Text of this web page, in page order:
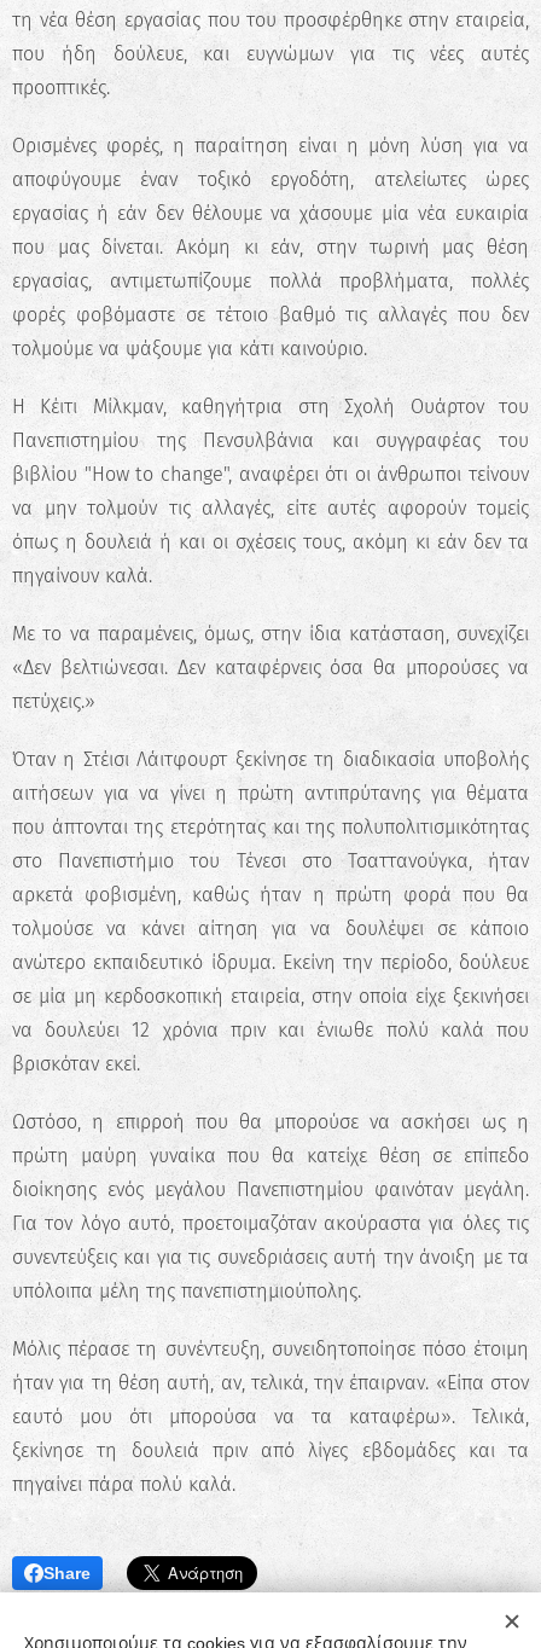
τη νέα θέση εργασίας που του προσφέρθηκε στην εταιρεία,
που ήδη δούλευε, και ευγνώμων για τις νέες αυτές
προοπτικές.
Ορισμένες φορές, η παραίτηση είναι η μόνη λύση για να
αποφύγουμε έναν τοξικό εργοδότη, ατελείωτες ώρες
εργασίας ή εάν δεν θέλουμε να χάσουμε μία νέα ευκαιρία
που μας δίνεται. Ακόμη κι εάν, στην τωρινή μας θέση
εργασίας, αντιμετωπίζουμε πολλά προβλήματα, πολλές
φορές φοβόμαστε σε τέτοιο βαθμό τις αλλαγές που δεν
τολμούμε να ψάξουμε για κάτι καινούριο.
Η Κέιτι Μίλκμαν, καθηγήτρια στη Σχολή Ουάρτον του
Πανεπιστημίου της Πενσυλβάνια και συγγραφέας του
βιβλίου "How to change", αναφέρει ότι οι άνθρωποι τείνουν
να μην τολμούν τις αλλαγές, είτε αυτές αφορούν τομείς
όπως η δουλειά ή και οι σχέσεις τους, ακόμη κι εάν δεν τα
πηγαίνουν καλά.
Με το να παραμένεις, όμως, στην ίδια κατάσταση, συνεχίζει
«Δεν βελτιώνεσαι. Δεν καταφέρνεις όσα θα μπορούσες να
πετύχεις.»
Όταν η Στέισι Λάιτφουρτ ξεκίνησε τη διαδικασία υποβολής
αιτήσεων για να γίνει η πρώτη αντιπρύτανης για θέματα
που άπτονται της ετερότητας και της πολυπολιτισμικότητας
στο Πανεπιστήμιο του Τένεσι στο Τσαττανούγκα, ήταν
αρκετά φοβισμένη, καθώς ήταν η πρώτη φορά που θα
τολμούσε να κάνει αίτηση για να δουλέψει σε κάποιο
ανώτερο εκπαιδευτικό ίδρυμα. Εκείνη την περίοδο, δούλευε
σε μία μη κερδοσκοπική εταιρεία, στην οποία είχε ξεκινήσει
να δουλεύει 12 χρόνια πριν και ένιωθε πολύ καλά που
βρισκόταν εκεί.
Ωστόσο, η επιρροή που θα μπορούσε να ασκήσει ως η
πρώτη μαύρη γυναίκα που θα κατείχε θέση σε επίπεδο
διοίκησης ενός μεγάλου Πανεπιστημίου φαινόταν μεγάλη.
Για τον λόγο αυτό, προετοιμαζόταν ακούραστα για όλες τις
συνεντεύξεις και για τις συνεδριάσεις αυτή την άνοιξη με τα
υπόλοιπα μέλη της πανεπιστημιούπολης.
Μόλις πέρασε τη συνέντευξη, συνειδητοποίησε πόσο έτοιμη
ήταν για τη θέση αυτή, αν, τελικά, την έπαιρναν. «Είπα στον
εαυτό μου ότι μπορούσα να τα καταφέρω». Τελικά,
ξεκίνησε τη δουλειά πριν από λίγες εβδομάδες και τα
πηγαίνει πάρα πολύ καλά.
Share
Χρησιμοποιούμε τα cookies για να εξασφαλίσουμε την